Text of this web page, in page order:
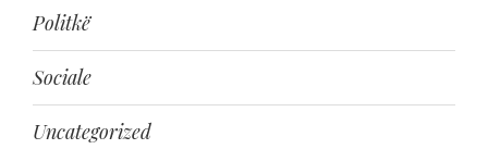
Politkë
Sociale
Uncategorized